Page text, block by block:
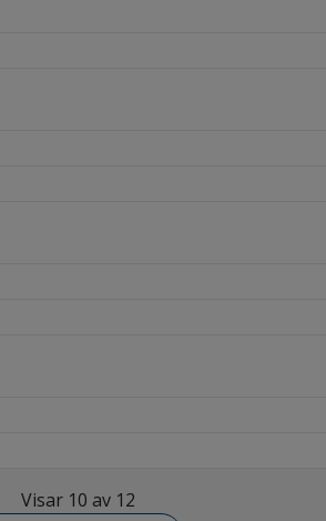
Visar 10 av 12